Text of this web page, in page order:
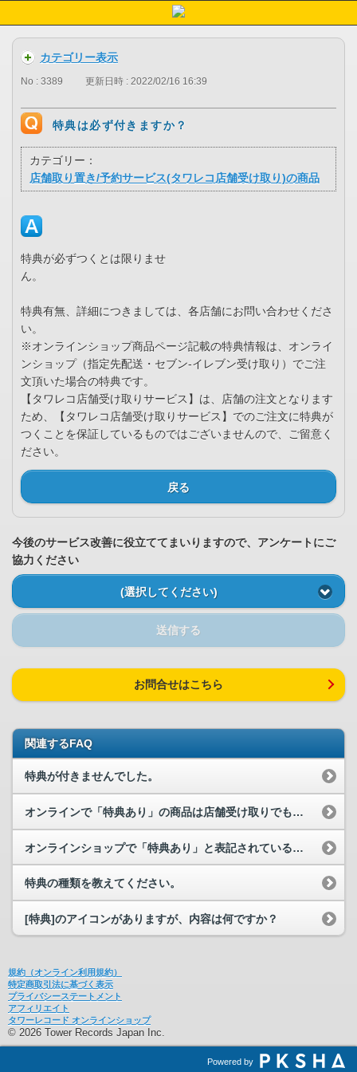
カテゴリー表示
No : 3389 更新日時 : 2022/02/16 16:39
特典は必ず付きますか？
カテゴリー：
店舗取り置き/予約サービス(タワレコ店舗受け取り)の商品
特典が必ずつくとは限りませ
ん。
特典有無、詳細につきましては、各店舗にお問い合わせくださ
い。
※オンラインショップ商品ページ記載の特典情報は、オンライ
ンショップ（指定先配送・セブン-イレブン受け取り）でご注
文頂いた場合の特典です。
【タワレコ店舗受け取りサービス】は、店舗の注文となります
ため、【タワレコ店舗受け取りサービス】でのご注文に特典が
つくことを保証しているものではございませんので、ご留意く
ださい。
戻る
今後のサービス改善に役立ててまいりますので、アンケートにご
協力ください
(選択してください)
送信する
お問合せはこちら
関連するFAQ
特典が付きませんでした。
オンラインで「特典あり」の商品は店舗受け取りでも特典が付きますか？
オンラインショップで「特典あり」と表記されている商品は店舗で予約しても特典...
特典の種類を教えてください。
[特典]のアイコンがありますが、内容は何ですか？
規約（オンライン利用規約）
特定商取引法に基づく表示
プライバシーステートメント
アフィリエイト
タワーレコード オンラインショップ
© 2026 Tower Records Japan Inc.
Powered by